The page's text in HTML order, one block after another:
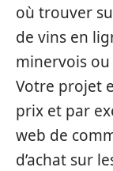
où trouver
de vins en
minervois ou
Votre projet
prix et par
web de
d’achat sur